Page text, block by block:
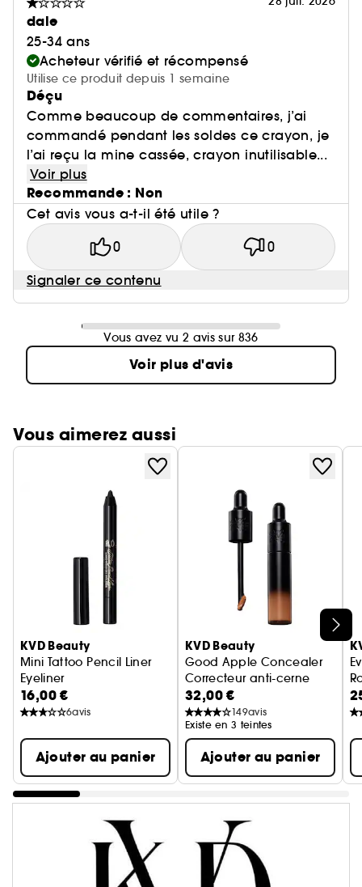
dale
25-34 ans
Acheteur vérifié et récompensé
Utilise ce produit depuis 1 semaine
Déçu
Comme beaucoup de commentaires, j’ai
commandé pendant les soldes ce crayon, je
l’ai reçu la mine cassée, crayon inutilisable...
Voir plus
Recommande : Non
Cet avis vous a-t-il été utile ?
0 0
Signaler ce contenu
Vous avez vu 2 avis sur 836
Voir plus d'avis
Vous aimerez aussi
Ignorer le carrousel produits
KVD Beauty
Mini Tattoo Pencil Liner
Eyeliner
16,00 €
6avis
Ajouter au panier
KVD Beauty
Good Apple Concealer
Correcteur anti-cerne
32,00 €
149avis
Existe en 3 teintes
Ajouter au panier